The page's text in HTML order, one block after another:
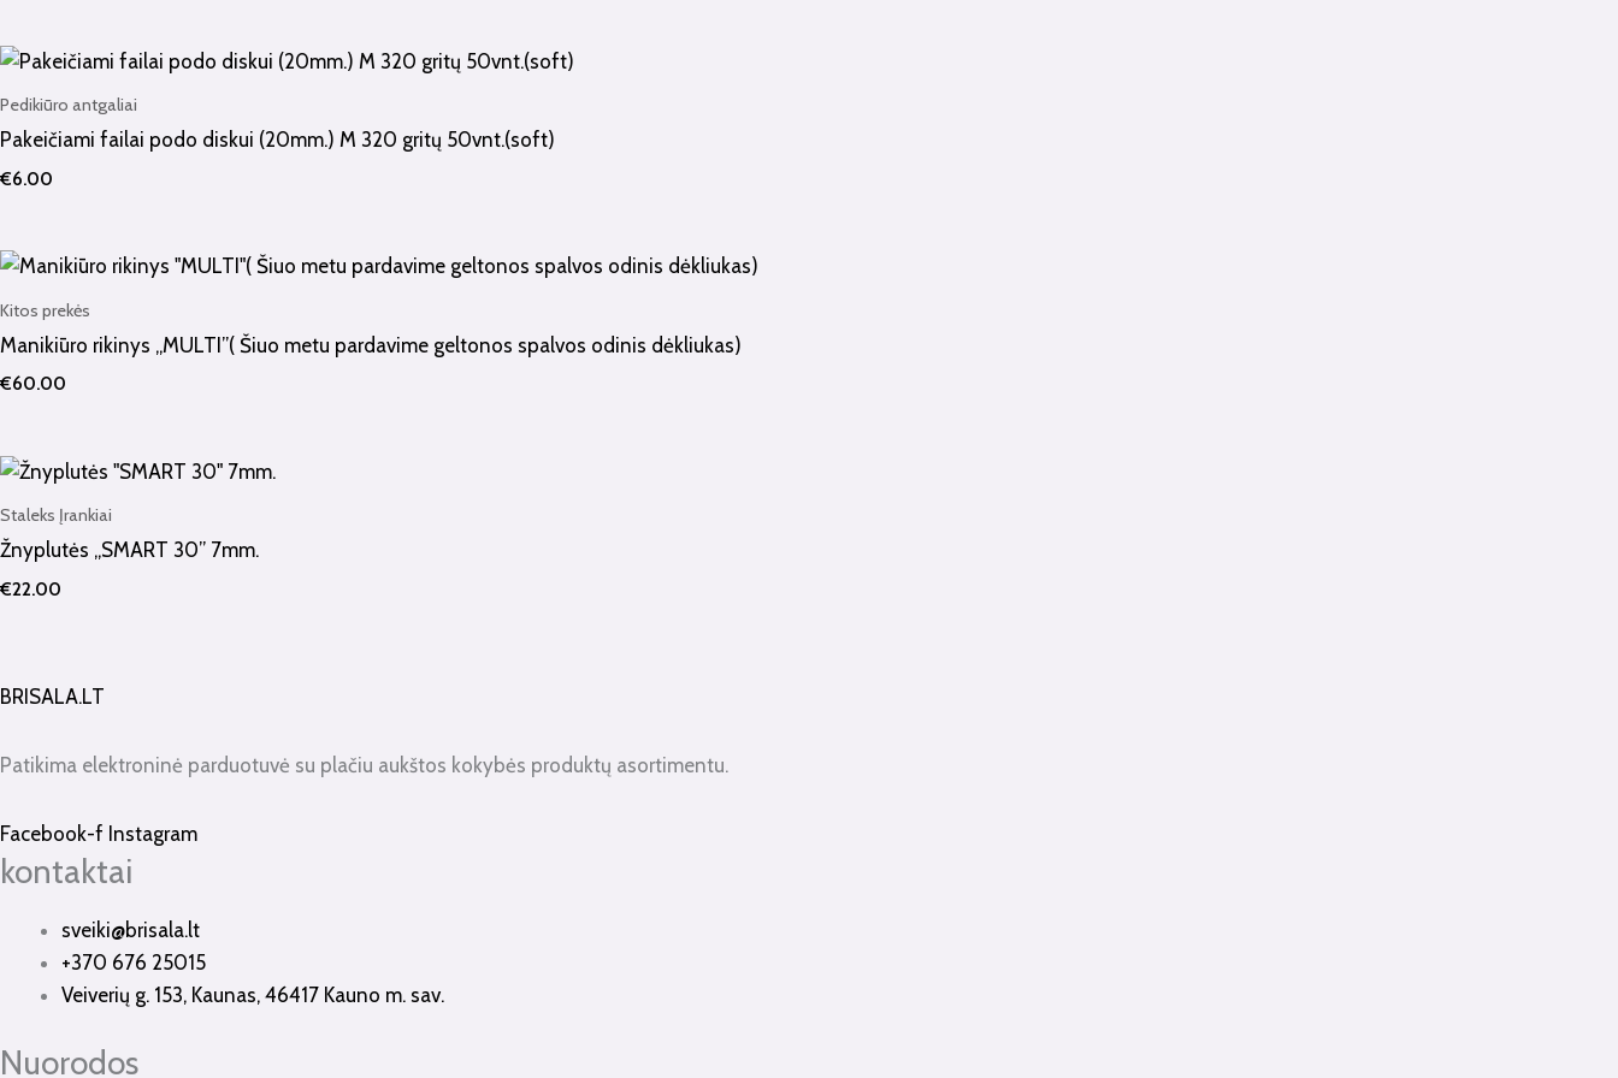
Pedikiūro antgaliai
Pakeičiami failai podo diskui (20mm.) M 320 gritų 50vnt.(soft)
€6.00
Kitos prekės
Manikiūro rikinys „MULTI”( Šiuo metu pardavime geltonos spalvos odinis dėkliukas)
€60.00
Staleks Įrankiai
Žnyplutės „SMART 30” 7mm.
€22.00
BRISALA.LT
Patikima elektroninė parduotuvė su plačiu aukštos kokybės produktų asortimentu.
Facebook-f Instagram
kontaktai
sveiki@brisala.lt
+370 676 25015
Veiverių g. 153, Kaunas, 46417 Kauno m. sav.
Nuorodos